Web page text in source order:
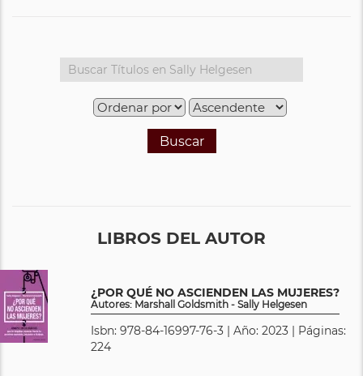
Buscar
LIBROS DEL AUTOR
¿POR QUÉ NO ASCIENDEN LAS MUJERES?
Autores: Marshall Goldsmith - Sally Helgesen
Isbn: 978-84-16997-76-3 | Año: 2023 | Páginas:
224